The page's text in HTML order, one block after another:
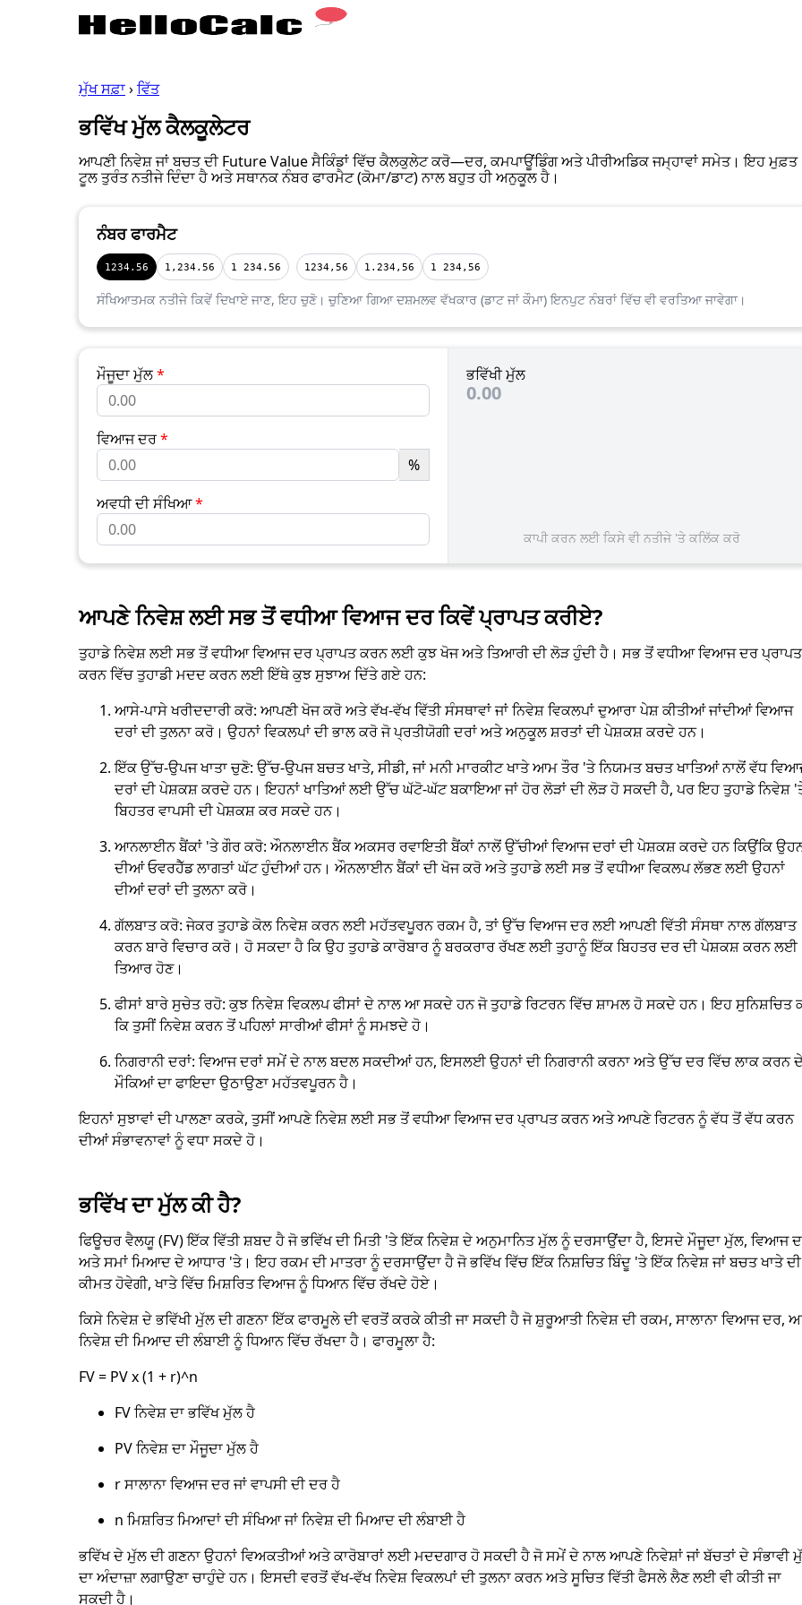
ਮੁੱਖ ਸਫ਼ਾ›ਵਿੱਤ
ਭਵਿੱਖ ਮੁੱਲ ਕੈਲਕੂਲੇਟਰ
ਆਪਣੀ ਨਿਵੇਸ਼ ਜਾਂ ਬਚਤ ਦੀ Future Value ਸੈਕਿੰਡਾਂ ਵਿੱਚ ਕੈਲਕੁਲੇਟ ਕਰੋ—ਦਰ, ਕਮਪਾਊਂਡਿੰਗ ਅਤੇ ਪੀਰੀਅਡਿਕ ਜਮ੍ਹਾਵਾਂ ਸਮੇਤ। ਇਹ ਮੁਫ਼ਤ
ਟੂਲ ਤੁਰੰਤ ਨਤੀਜੇ ਦਿੰਦਾ ਹੈ ਅਤੇ ਸਥਾਨਕ ਨੰਬਰ ਫਾਰਮੈਟ (ਕੋਮਾ/ਡਾਟ) ਨਾਲ ਬਹੁਤ ਹੀ ਅਨੁਕੂਲ ਹੈ।
ਨੰਬਰ ਫਾਰਮੈਟ
1234.56 1,234.56 1 234.56 1234,56 1.234,56 1 234,56
ਸੰਖਿਆਤਮਕ ਨਤੀਜੇ ਕਿਵੇਂ ਦਿਖਾਏ ਜਾਣ, ਇਹ ਚੁਣੋ। ਚੁਣਿਆ ਗਿਆ ਦਸ਼ਮਲਵ ਵੱਖਕਾਰ (ਡਾਟ ਜਾਂ ਕੌਮਾ) ਇਨਪੁਟ ਨੰਬਰਾਂ ਵਿੱਚ ਵੀ ਵਰਤਿਆ ਜਾਵੇਗਾ।
ਮੌਜੂਦਾ ਮੁੱਲ*
ਵਿਆਜ ਦਰ*
%
ਅਵਧੀ ਦੀ ਸੰਖਿਆ*
ਭਵਿੱਖੀ ਮੁੱਲ
0.00
ਕਾਪੀ ਕਰਨ ਲਈ ਕਿਸੇ ਵੀ ਨਤੀਜੇ 'ਤੇ ਕਲਿੱਕ ਕਰੋ
ਆਪਣੇ ਨਿਵੇਸ਼ ਲਈ ਸਭ ਤੋਂ ਵਧੀਆ ਵਿਆਜ ਦਰ ਕਿਵੇਂ ਪ੍ਰਾਪਤ ਕਰੀਏ?
ਤੁਹਾਡੇ ਨਿਵੇਸ਼ ਲਈ ਸਭ ਤੋਂ ਵਧੀਆ ਵਿਆਜ ਦਰ ਪ੍ਰਾਪਤ ਕਰਨ ਲਈ ਕੁਝ ਖੋਜ ਅਤੇ ਤਿਆਰੀ ਦੀ ਲੋੜ ਹੁੰਦੀ ਹੈ। ਸਭ ਤੋਂ ਵਧੀਆ ਵਿਆਜ ਦਰ ਪ੍ਰਾਪਤ
ਕਰਨ ਵਿੱਚ ਤੁਹਾਡੀ ਮਦਦ ਕਰਨ ਲਈ ਇੱਥੇ ਕੁਝ ਸੁਝਾਅ ਦਿੱਤੇ ਗਏ ਹਨ:
ਆਸੇ-ਪਾਸੇ ਖਰੀਦਦਾਰੀ ਕਰੋ: ਆਪਣੀ ਖੋਜ ਕਰੋ ਅਤੇ ਵੱਖ-ਵੱਖ ਵਿੱਤੀ ਸੰਸਥਾਵਾਂ ਜਾਂ ਨਿਵੇਸ਼ ਵਿਕਲਪਾਂ ਦੁਆਰਾ ਪੇਸ਼ ਕੀਤੀਆਂ ਜਾਂਦੀਆਂ ਵਿਆਜ
ਦਰਾਂ ਦੀ ਤੁਲਨਾ ਕਰੋ। ਉਹਨਾਂ ਵਿਕਲਪਾਂ ਦੀ ਭਾਲ ਕਰੋ ਜੋ ਪ੍ਰਤੀਯੋਗੀ ਦਰਾਂ ਅਤੇ ਅਨੁਕੂਲ ਸ਼ਰਤਾਂ ਦੀ ਪੇਸ਼ਕਸ਼ ਕਰਦੇ ਹਨ।
ਇੱਕ ਉੱਚ-ਉਪਜ ਖਾਤਾ ਚੁਣੋ: ਉੱਚ-ਉਪਜ ਬਚਤ ਖਾਤੇ, ਸੀਡੀ, ਜਾਂ ਮਨੀ ਮਾਰਕੀਟ ਖਾਤੇ ਆਮ ਤੌਰ 'ਤੇ ਨਿਯਮਤ ਬਚਤ ਖਾਤਿਆਂ ਨਾਲੋਂ ਵੱਧ
ਦਰਾਂ ਦੀ ਪੇਸ਼ਕਸ਼ ਕਰਦੇ ਹਨ। ਇਹਨਾਂ ਖਾਤਿਆਂ ਲਈ ਉੱਚ ਘੱਟੋ-ਘੱਟ ਬਕਾਇਆ ਜਾਂ ਹੋਰ ਲੋੜਾਂ ਦੀ ਲੋੜ ਹੋ ਸਕਦੀ ਹੈ, ਪਰ ਇਹ ਤੁਹਾਡੇ ਨਿਵੇਸ਼
ਬਿਹਤਰ ਵਾਪਸੀ ਦੀ ਪੇਸ਼ਕਸ਼ ਕਰ ਸਕਦੇ ਹਨ।
ਆਨਲਾਈਨ ਬੈਂਕਾਂ 'ਤੇ ਗੌਰ ਕਰੋ: ਔਨਲਾਈਨ ਬੈਂਕ ਅਕਸਰ ਰਵਾਇਤੀ ਬੈਂਕਾਂ ਨਾਲੋਂ ਉੱਚੀਆਂ ਵਿਆਜ ਦਰਾਂ ਦੀ ਪੇਸ਼ਕਸ਼ ਕਰਦੇ ਹਨ ਕਿਉਂਕਿ
ਦੀਆਂ ਓਵਰਹੈੱਡ ਲਾਗਤਾਂ ਘੱਟ ਹੁੰਦੀਆਂ ਹਨ। ਔਨਲਾਈਨ ਬੈਂਕਾਂ ਦੀ ਖੋਜ ਕਰੋ ਅਤੇ ਤੁਹਾਡੇ ਲਈ ਸਭ ਤੋਂ ਵਧੀਆ ਵਿਕਲਪ ਲੱਭਣ ਲਈ ਉਹਨਾਂ
ਦੀਆਂ ਦਰਾਂ ਦੀ ਤੁਲਨਾ ਕਰੋ।
ਗੱਲਬਾਤ ਕਰੋ: ਜੇਕਰ ਤੁਹਾਡੇ ਕੋਲ ਨਿਵੇਸ਼ ਕਰਨ ਲਈ ਮਹੱਤਵਪੂਰਨ ਰਕਮ ਹੈ, ਤਾਂ ਉੱਚ ਵਿਆਜ ਦਰ ਲਈ ਆਪਣੀ ਵਿੱਤੀ ਸੰਸਥਾ ਨਾਲ ਗੱਲਬਾਤ
ਕਰਨ ਬਾਰੇ ਵਿਚਾਰ ਕਰੋ। ਹੋ ਸਕਦਾ ਹੈ ਕਿ ਉਹ ਤੁਹਾਡੇ ਕਾਰੋਬਾਰ ਨੂੰ ਬਰਕਰਾਰ ਰੱਖਣ ਲਈ ਤੁਹਾਨੂੰ ਇੱਕ ਬਿਹਤਰ ਦਰ ਦੀ ਪੇਸ਼ਕਸ਼ ਕਰਨ ਲਈ
ਤਿਆਰ ਹੋਣ।
ਫੀਸਾਂ ਬਾਰੇ ਸੁਚੇਤ ਰਹੋ: ਕੁਝ ਨਿਵੇਸ਼ ਵਿਕਲਪ ਫੀਸਾਂ ਦੇ ਨਾਲ ਆ ਸਕਦੇ ਹਨ ਜੋ ਤੁਹਾਡੇ ਰਿਟਰਨ ਵਿੱਚ ਸ਼ਾਮਲ ਹੋ ਸਕਦੇ ਹਨ। ਇਹ ਸੁਨਿਸ਼ਚਿਤ
ਕਿ ਤੁਸੀਂ ਨਿਵੇਸ਼ ਕਰਨ ਤੋਂ ਪਹਿਲਾਂ ਸਾਰੀਆਂ ਫੀਸਾਂ ਨੂੰ ਸਮਝਦੇ ਹੋ।
ਨਿਗਰਾਨੀ ਦਰਾਂ: ਵਿਆਜ ਦਰਾਂ ਸਮੇਂ ਦੇ ਨਾਲ ਬਦਲ ਸਕਦੀਆਂ ਹਨ, ਇਸਲਈ ਉਹਨਾਂ ਦੀ ਨਿਗਰਾਨੀ ਕਰਨਾ ਅਤੇ ਉੱਚ ਦਰ ਵਿੱਚ ਲਾਕ ਕਰਨ
ਮੌਕਿਆਂ ਦਾ ਫਾਇਦਾ ਉਠਾਉਣਾ ਮਹੱਤਵਪੂਰਨ ਹੈ।
ਇਹਨਾਂ ਸੁਝਾਵਾਂ ਦੀ ਪਾਲਣਾ ਕਰਕੇ, ਤੁਸੀਂ ਆਪਣੇ ਨਿਵੇਸ਼ ਲਈ ਸਭ ਤੋਂ ਵਧੀਆ ਵਿਆਜ ਦਰ ਪ੍ਰਾਪਤ ਕਰਨ ਅਤੇ ਆਪਣੇ ਰਿਟਰਨ ਨੂੰ ਵੱਧ ਤੋਂ ਵੱਧ ਕਰਨ
ਦੀਆਂ ਸੰਭਾਵਨਾਵਾਂ ਨੂੰ ਵਧਾ ਸਕਦੇ ਹੋ।
ਭਵਿੱਖ ਦਾ ਮੁੱਲ ਕੀ ਹੈ?
ਫਿਊਚਰ ਵੈਲਯੂ (FV) ਇੱਕ ਵਿੱਤੀ ਸ਼ਬਦ ਹੈ ਜੋ ਭਵਿੱਖ ਦੀ ਮਿਤੀ 'ਤੇ ਇੱਕ ਨਿਵੇਸ਼ ਦੇ ਅਨੁਮਾਨਿਤ ਮੁੱਲ ਨੂੰ ਦਰਸਾਉਂਦਾ ਹੈ, ਇਸਦੇ ਮੌਜੂਦਾ ਮੁੱਲ, ਵਿਆਜ
ਅਤੇ ਸਮਾਂ ਮਿਆਦ ਦੇ ਆਧਾਰ 'ਤੇ। ਇਹ ਰਕਮ ਦੀ ਮਾਤਰਾ ਨੂੰ ਦਰਸਾਉਂਦਾ ਹੈ ਜੋ ਭਵਿੱਖ ਵਿੱਚ ਇੱਕ ਨਿਸ਼ਚਿਤ ਬਿੰਦੂ 'ਤੇ ਇੱਕ ਨਿਵੇਸ਼ ਜਾਂ ਬਚਤ ਖਾਤੇ ਦੀ
ਕੀਮਤ ਹੋਵੇਗੀ, ਖਾਤੇ ਵਿੱਚ ਮਿਸ਼ਰਿਤ ਵਿਆਜ ਨੂੰ ਧਿਆਨ ਵਿੱਚ ਰੱਖਦੇ ਹੋਏ।
ਕਿਸੇ ਨਿਵੇਸ਼ ਦੇ ਭਵਿੱਖੀ ਮੁੱਲ ਦੀ ਗਣਨਾ ਇੱਕ ਫਾਰਮੂਲੇ ਦੀ ਵਰਤੋਂ ਕਰਕੇ ਕੀਤੀ ਜਾ ਸਕਦੀ ਹੈ ਜੋ ਸ਼ੁਰੂਆਤੀ ਨਿਵੇਸ਼ ਦੀ ਰਕਮ, ਸਾਲਾਨਾ ਵਿਆਜ ਦਰ,
ਨਿਵੇਸ਼ ਦੀ ਮਿਆਦ ਦੀ ਲੰਬਾਈ ਨੂੰ ਧਿਆਨ ਵਿੱਚ ਰੱਖਦਾ ਹੈ। ਫਾਰਮੂਲਾ ਹੈ:
FV = PV x (1 + r)^n
FV ਨਿਵੇਸ਼ ਦਾ ਭਵਿੱਖ ਮੁੱਲ ਹੈ
PV ਨਿਵੇਸ਼ ਦਾ ਮੌਜੂਦਾ ਮੁੱਲ ਹੈ
r ਸਾਲਾਨਾ ਵਿਆਜ ਦਰ ਜਾਂ ਵਾਪਸੀ ਦੀ ਦਰ ਹੈ
n ਮਿਸ਼ਰਿਤ ਮਿਆਦਾਂ ਦੀ ਸੰਖਿਆ ਜਾਂ ਨਿਵੇਸ਼ ਦੀ ਮਿਆਦ ਦੀ ਲੰਬਾਈ ਹੈ
ਭਵਿੱਖ ਦੇ ਮੁੱਲ ਦੀ ਗਣਨਾ ਉਹਨਾਂ ਵਿਅਕਤੀਆਂ ਅਤੇ ਕਾਰੋਬਾਰਾਂ ਲਈ ਮਦਦਗਾਰ ਹੋ ਸਕਦੀ ਹੈ ਜੋ ਸਮੇਂ ਦੇ ਨਾਲ ਆਪਣੇ ਨਿਵੇਸ਼ਾਂ ਜਾਂ ਬੱਚਤਾਂ ਦੇ ਸੰਭਾਵੀ
ਦਾ ਅੰਦਾਜ਼ਾ ਲਗਾਉਣਾ ਚਾਹੁੰਦੇ ਹਨ। ਇਸਦੀ ਵਰਤੋਂ ਵੱਖ-ਵੱਖ ਨਿਵੇਸ਼ ਵਿਕਲਪਾਂ ਦੀ ਤੁਲਨਾ ਕਰਨ ਅਤੇ ਸੂਚਿਤ ਵਿੱਤੀ ਫੈਸਲੇ ਲੈਣ ਲਈ ਵੀ ਕੀਤੀ ਜਾ
ਸਕਦੀ ਹੈ।